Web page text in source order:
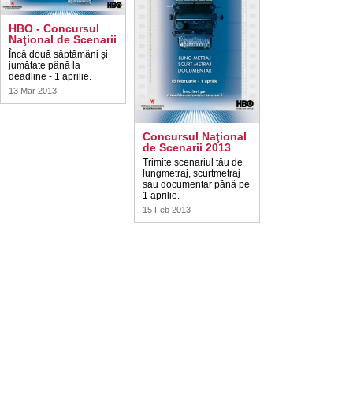
HBO - Concursul
Naţional de Scenarii
Încă două săptămâni și
jumătate până la
deadline - 1 aprilie.
13 Mar 2013
Concursul Naţional
de Scenarii 2013
Trimite scenariul tău de
lungmetraj, scurtmetraj
sau documentar până pe
1 aprilie.
15 Feb 2013